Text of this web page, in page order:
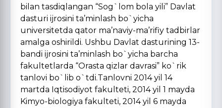
bilan tasdiqlangan “Sog`lom bola yili” Davlat
dasturi ijrosini ta’minlash bo`yicha
universitetda qator ma’naviy-ma’rifiy tadbirlar
amalga oshirildi. Ushbu Davlat dasturining 13-
bandi ijrosini ta’minlash bo`yicha barcha
fakultetlarda “Orasta qizlar davrasi” ko`rik
tanlovi bo`lib o`tdi.Tanlovni 2014 yil 14
martda Iqtisodiyot fakulteti, 2014 yil 1 mayda
Kimyo-biologiya fakulteti, 2014 yil 6 mayda